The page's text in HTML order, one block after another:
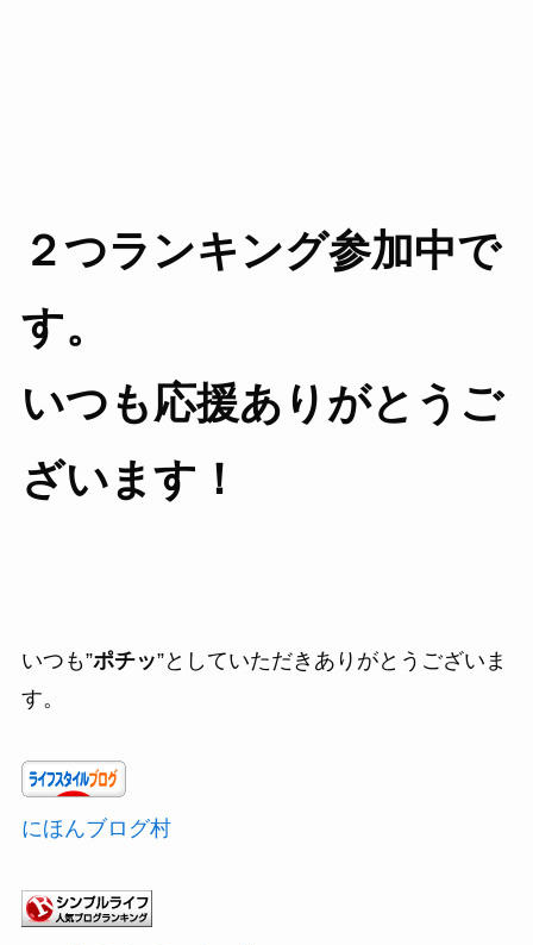
２つランキング参加中で
す。
いつも応援ありがとうご
ざいます！
いつも”ポチッ”としていただきありがとうございま
す。
にほんブログ村